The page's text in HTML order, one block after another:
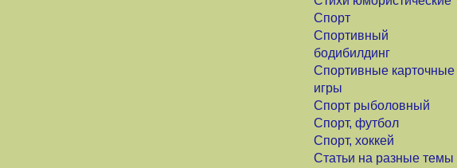
Спорт
Спортивный
бодибилдинг
Спортивные карточные
игры
Спорт рыболовный
Спорт, футбол
Спорт, хоккей
Статьи на разные темы